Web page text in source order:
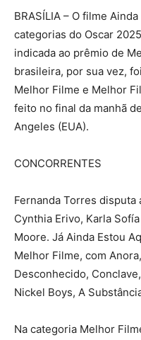
BRASÍLIA – O filme
categorias do Oscar
indicada ao prêmio de
brasileira, por sua vez,
Melhor Filme e Melhor
feito no final da manhã
Angeles (EUA).
CONCORRENTES
Fernanda Torres disputa
Cynthia Erivo, Karla
Moore. Já Ainda Estou
Melhor Filme, com
Desconhecido,
Nickel Boys, A
Na categoria Melhor